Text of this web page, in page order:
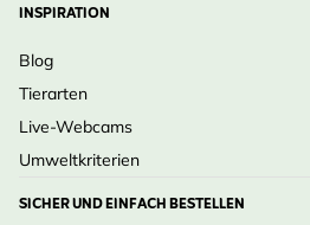
INSPIRATION
Blog
Tierarten
Live-Webcams
Umweltkriterien
SICHER UND EINFACH BESTELLEN